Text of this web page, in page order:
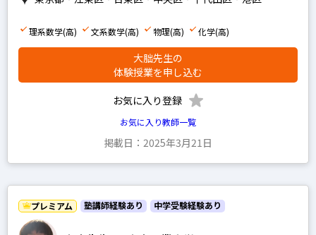
理系数学(高) 文系数学(高) 物理(高) 化学(高)
大朏先生の
体験授業を申し込む
お気に入り登録
お気に入り教師一覧
掲載日：2025年3月21日
プレミアム 塾講師経験あり 中学受験経験あり